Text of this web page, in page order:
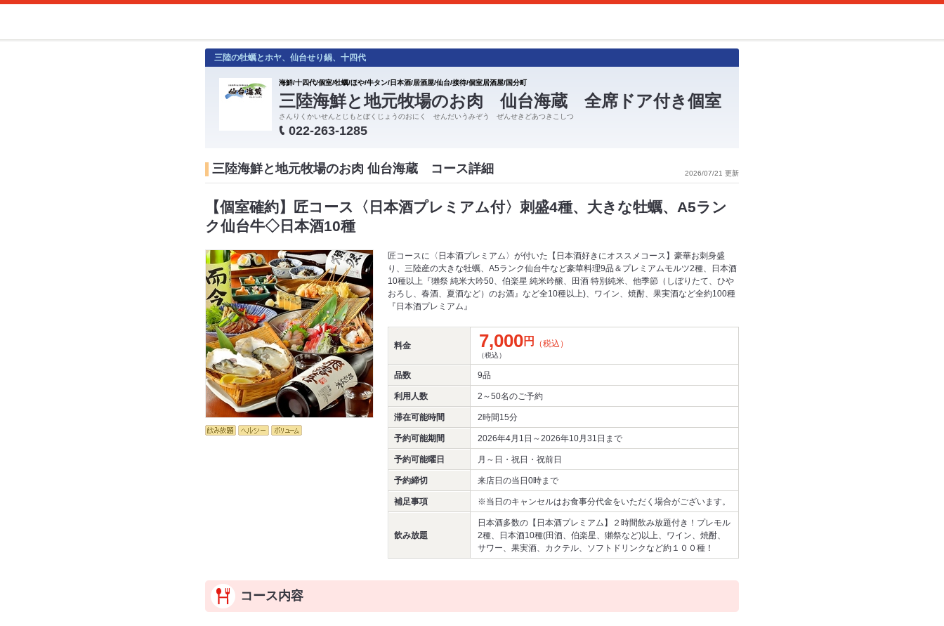
三陸の牡蠣とホヤ、仙台せり鍋、十四代
海鮮/十四代/個室/牡蠣/ほや/牛タン/日本酒/居酒屋/仙台/接待/個室居酒屋/国分町
三陸海鮮と地元牧場のお肉 仙台海蔵 全席ドア付き個室
さんりくかいせんとじもとぼくじょうのおにく せんだいうみぞう ぜんせきどあつきこしつ
022-263-1285
2026/07/21 更新
三陸海鮮と地元牧場のお肉 仙台海蔵 コース詳細
【個室確約】匠コース〈日本酒プレミアム付〉刺盛4種、大きな牡蠣、A5ラン
ク仙台牛◇日本酒10種
匠コースに〈日本酒プレミアム〉が付いた【日本酒好きにオススメコース】豪華お刺身盛
り、三陸産の大きな牡蠣、A5ランク仙台牛など豪華料理9品＆プレミアムモルツ2種、日本酒
10種以上『獺祭 純米大吟50、伯楽星 純米吟醸、田酒 特別純米、他季節（しぼりたて、ひや
おろし、春酒、夏酒など）のお酒』など全10種以上)、ワイン、焼酎、果実酒など全約100種
『日本酒プレミアム』
料金 7,000円 （税込）
（税込）
品数 9品
利用人数 2～50名のご予約
滞在可能時間 2時間15分
予約可能期間 2026年4月1日～2026年10月31日まで
予約可能曜日 月～日・祝日・祝前日
予約締切 来店日の当日0時まで
補足事項 ※当日のキャンセルはお食事分代金をいただく場合がございます。
飲み放題
日本酒多数の【日本酒プレミアム】２時間飲み放題付き！プレモル
2種、日本酒10種(田酒、伯楽星、獺祭など)以上、ワイン、焼酎、
サワー、果実酒、カクテル、ソフトドリンクなど約１００種！
コース内容